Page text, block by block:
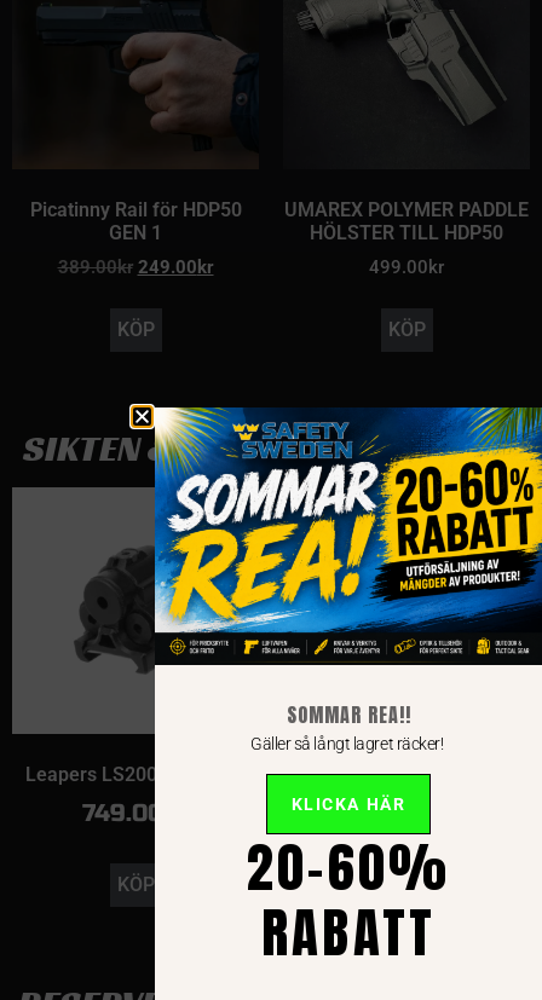
Picatinny Rail för HDP50
GEN 1
389.00kr 249.00 kr
KÖP
UMAREX POLYMER PADDLE
HÖLSTER TILL HDP50
499.00 kr
KÖP
SIKTEN & LAMPOR TILL HDP 50
Leapers LS200 lasersikte
749.00
KÖP
SOMMAR REA!!
Gäller så långt lagret räcker!
KLICKA HÄR
20-60%
RABATT